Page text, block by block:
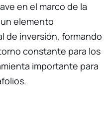
en el marco de la
elemento
de inversión, formando
constante para los
importante para